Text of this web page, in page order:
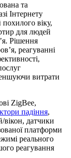
та
Інтернету
віку,
для людей
Рішення
реагуванні
витрати
ZigBee,
падіння,
вікон, датчики
платформи
реального
реагування